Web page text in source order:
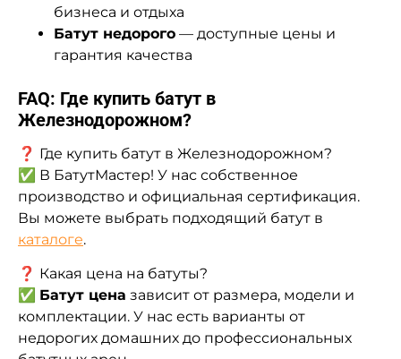
бизнеса и отдыха
Батут недорого — доступные цены и
гарантия качества
FAQ: Где купить батут в
Железнодорожном?
❓ Где купить батут в Железнодорожном?
✅ В БатутМастер! У нас собственное
производство и официальная сертификация.
Вы можете выбрать подходящий батут в
каталоге.
❓ Какая цена на батуты?
✅ Батут цена зависит от размера, модели и
комплектации. У нас есть варианты от
недорогих домашних до профессиональных